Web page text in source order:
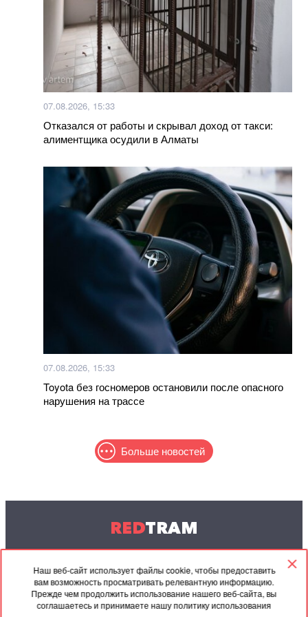
Наш веб-сайт использует файлы cookie, чтобы предоставить
вам возможность просматривать релевантную информацию.
Прежде чем продолжить использование нашего веб-сайта, вы
соглашаетесь и принимаете нашу политику использования
07.08.2026, 15:33
Отказался от работы и скрывал доход от такси:
алиментщика осудили в Алматы
07.08.2026, 15:33
Toyota без госномеров остановили после опасного
нарушения на трассе
Больше новостей
REDTRAM
© 2004-2026 Redtram, Ltd.
Сотрудничество
Партнёрские
Архив
Соглашение
Контакты